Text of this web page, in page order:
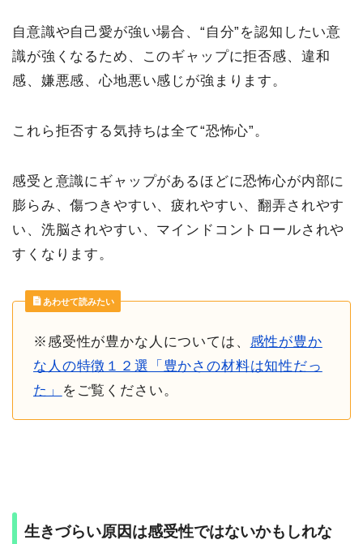
自意識や自己愛が強い場合、“自分”を認知したい意
識が強くなるため、このギャップに拒否感、違和
感、嫌悪感、心地悪い感じが強まります。
これら拒否する気持ちは全て“恐怖心”。
感受と意識にギャップがあるほどに恐怖心が内部に
膨らみ、傷つきやすい、疲れやすい、翻弄されやす
い、洗脳されやすい、マインドコントロールされや
すくなります。
あわせて読みたい
※感受性が豊かな人については、 感性が豊か
な人の特徴１２選「豊かさの材料は知性だっ
た」
をご覧ください。
生きづらい原因は感受性ではないかもしれな